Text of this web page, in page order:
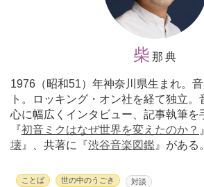
柴 那典
1976（昭和51）年神奈川県生まれ。
ト。ロッキング・オン社を経て独立。
心に幅広くインタビュー、記事執筆を
『初音ミクはなぜ世界を変えたのか？
壊 』、共著に『渋谷音楽図鑑 』がある。
ことば 世の中のうごき 対談